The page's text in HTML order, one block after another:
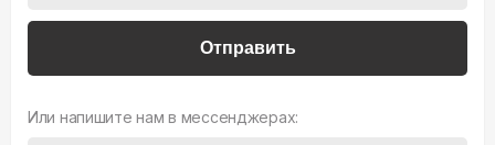
Отправить
Или напишите нам в мессенджерах: